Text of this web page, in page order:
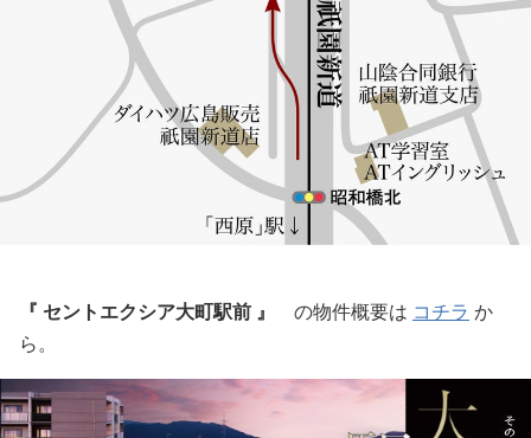
『 セントエクシア大町駅前 』 の物件概要は コチラ か
ら。